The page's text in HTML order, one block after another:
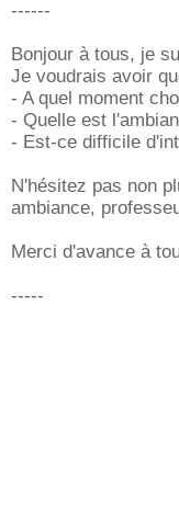
------
Bonjour à tous, je
Je voudrais avoir
- A quel moment
- Quelle est
- Est-ce difficile
N'hésitez pas non
ambiance,
Merci d'avance à
-----